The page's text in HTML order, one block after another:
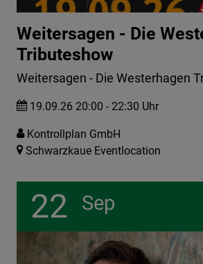
Weitersagen - Die
Tributeshow
Weitersagen - Die Westerhagen
19.09.26 20:00 - 22:30 Uhr
Kontrollplan GmbH
Schwarzkaue Eventlocation
22 Sep